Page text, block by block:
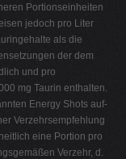
Portionseinheiten
jedoch pro Liter
als die
der dem
und pro
mg Taurin enthalten.
Energy Shots auf-
Verzehrsempfehlung
eine Portion pro
Verzehr, d.